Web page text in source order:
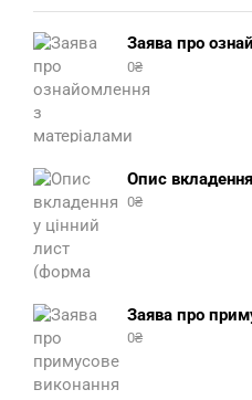
0₴
0₴
0₴